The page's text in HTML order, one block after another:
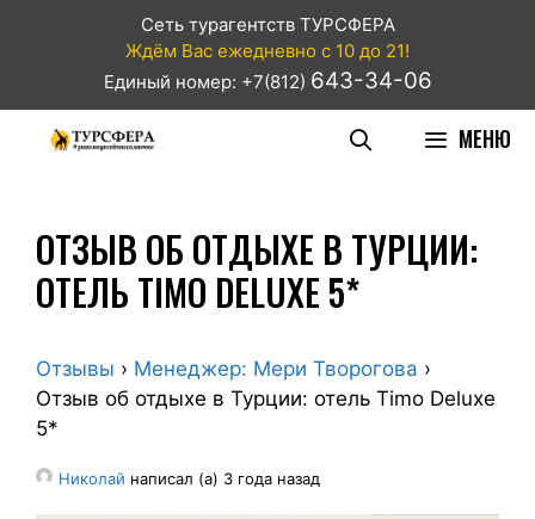
Сеть турагентств ТУРСФЕРА
Ждём Вас ежедневно с 10 до 21!
Единый номер: +7(812) 643-34-06
МЕНЮ
ОТЗЫВ ОБ ОТДЫХЕ В ТУРЦИИ:
ОТЕЛЬ TIMO DELUXE 5*
Отзывы › Менеджер: Мери Творогова ›
Отзыв об отдыхе в Турции: отель Timo Deluxe
5*
Николай написал (а) 3 года назад